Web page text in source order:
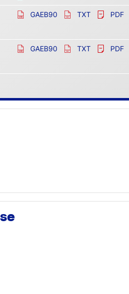
GAEB90 TXT PDF
GAEB90 TXT PDF